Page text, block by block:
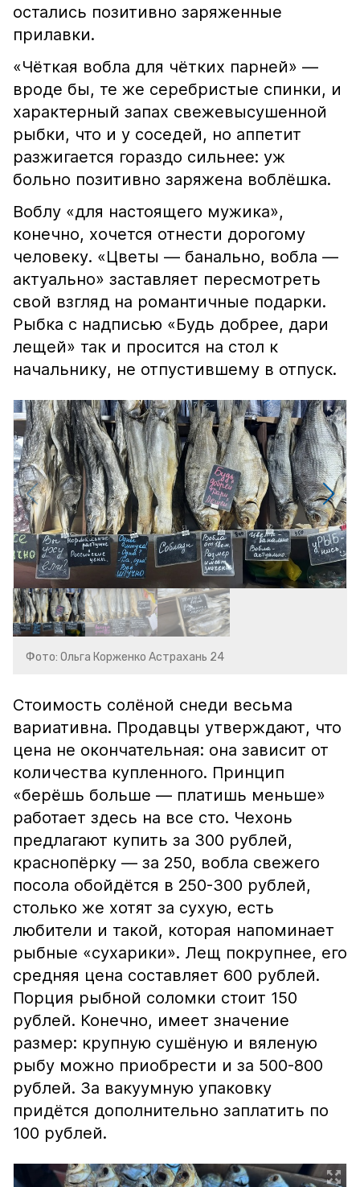
остались позитивно заряженные
прилавки.
«Чёткая вобла для чётких парней» —
вроде бы, те же серебристые спинки, и
характерный запах свежевысушенной
рыбки, что и у соседей, но аппетит
разжигается гораздо сильнее: уж
больно позитивно заряжена воблёшка.
Воблу «для настоящего мужика»,
конечно, хочется отнести дорогому
человеку. «Цветы — банально, вобла —
актуально» заставляет пересмотреть
свой взгляд на романтичные подарки.
Рыбка с надписью «Будь добрее, дари
лещей» так и просится на стол к
начальнику, не отпустившему в отпуск.
Фото: Ольга Корженко Астрахань 24
Стоимость солёной снеди весьма
вариативна. Продавцы утверждают, что
цена не окончательная: она зависит от
количества купленного. Принцип
«берёшь больше — платишь меньше»
работает здесь на все сто. Чехонь
предлагают купить за 300 рублей,
краснопёрку — за 250, вобла свежего
посола обойдётся в 250-300 рублей,
столько же хотят за сухую, есть
любители и такой, которая напоминает
рыбные «сухарики». Лещ покрупнее, его
средняя цена составляет 600 рублей.
Порция рыбной соломки стоит 150
рублей. Конечно, имеет значение
размер: крупную сушёную и вяленую
рыбу можно приобрести и за 500-800
рублей. За вакуумную упаковку
придётся дополнительно заплатить по
100 рублей.